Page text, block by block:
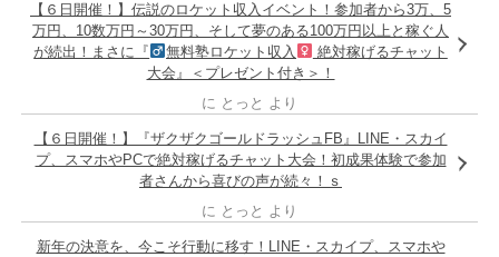
【６日開催！】伝説のロケット収入イベント！参加者から3万、5
万円、10数万円～30万円、そして夢のある100万円以上と稼ぐ人
が続出！まさに『
無料塾ロケット収入
絶対稼げるチャット
大会』＜プレゼント付き＞！
に とっと より
【６日開催！】『ザクザクゴールドラッシュFB』LINE・スカイ
プ、スマホやPCで絶対稼げるチャット大会！初成果体験で参加
者さんから喜びの声が続々！ｓ
に とっと より
新年の決意を、今こそ行動に移す！LINE・スカイプ、スマホや